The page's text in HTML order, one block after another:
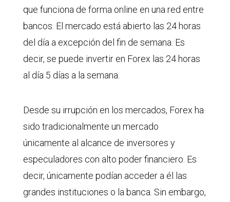
que funciona de forma online en una red entre
bancos. El mercado está abierto las 24 horas
del día a excepción del fin de semana. Es
decir, se puede invertir en Forex las 24 horas
al día 5 días a la semana.
Desde su irrupción en los mercados, Forex ha
sido tradicionalmente un mercado
únicamente al alcance de inversores y
especuladores con alto poder financiero. Es
decir, únicamente podían acceder a él las
grandes instituciones o la banca. Sin embargo,